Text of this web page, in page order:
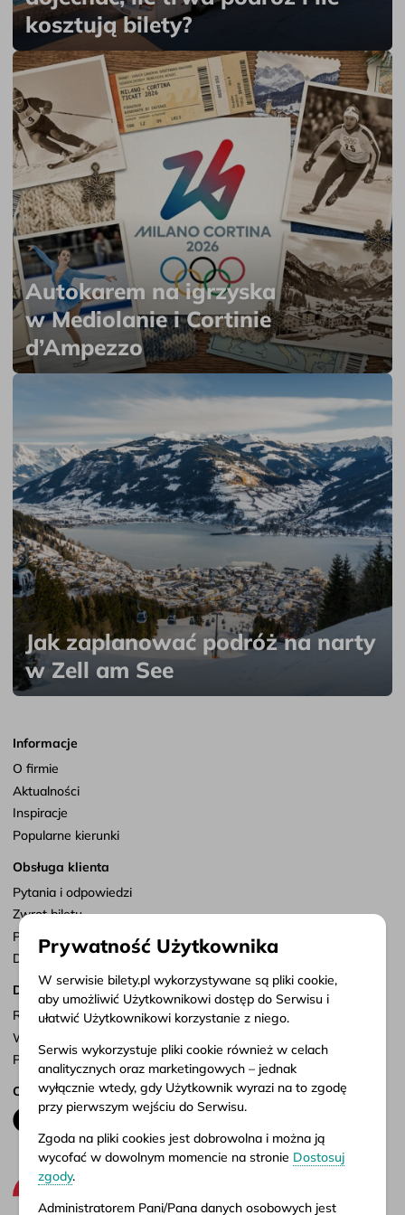
kosztują bilety?
Autokarem na igrzyska
w Mediolanie i Cortinie
d’Ampezzo
Jak zaplanować podróż na narty
w Zell am See
Informacje
O firmie
Aktualności
Inspiracje
Popularne kierunki
Obsługa klienta
Pytania i odpowiedzi
Zwrot biletu
Punkty sprzedaży
Dostosuj zgody
Dokumenty
Regulamin serwisu
Warunki przewozu
Polityka prywatności
Obserwuj nas
Prywatność Użytkownika
W serwisie bilety.pl wykorzystywane są pliki cookie,
aby umożliwić Użytkownikowi dostęp do Serwisu i
ułatwić Użytkownikowi korzystanie z niego.
Serwis wykorzystuje pliki cookie również w celach
analitycznych oraz marketingowych – jednak
wyłącznie wtedy, gdy Użytkownik wyrazi na to zgodę
przy pierwszym wejściu do Serwisu.
Zgoda na pliki cookies jest dobrowolna i można ją
wycofać w dowolnym momencie na stronie Dostosuj
zgody.
Administratorem Pani/Pana danych osobowych jest